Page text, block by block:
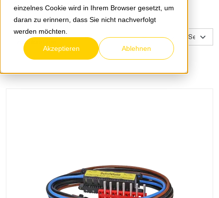
einzelnes Cookie wird in Ihrem Browser gesetzt, um
daran zu erinnern, dass Sie nicht nachverfolgt
werden möchten.
Akzeptieren Ablehnen
Filter
zurücksetzen